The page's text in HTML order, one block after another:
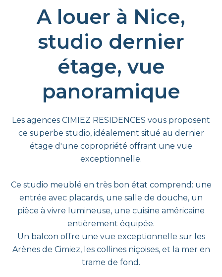
A louer à Nice,
studio dernier
étage, vue
panoramique
Les agences CIMIEZ RESIDENCES vous proposent
ce superbe studio, idéalement situé au dernier
étage d'une copropriété offrant une vue
exceptionnelle.
Ce studio meublé en très bon état comprend: une
entrée avec placards, une salle de douche, un
pièce à vivre lumineuse, une cuisine américaine
entièrement équipée.
Un balcon offre une vue exceptionnelle sur les
Arènes de Cimiez, les collines niçoises, et la mer en
trame de fond.